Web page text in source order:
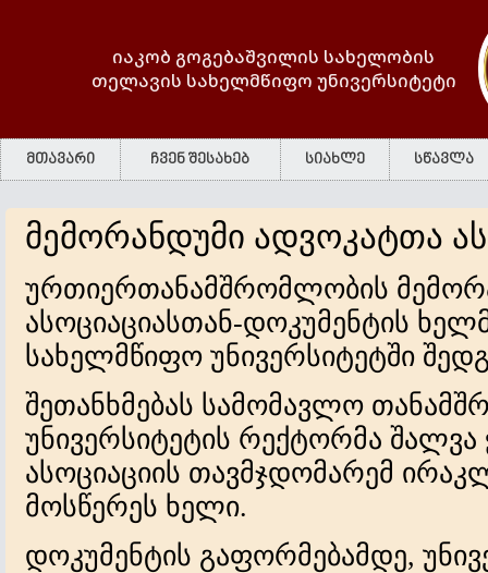
იაკობ გოგებაშვილის სახელობის
თელავის სახელმწიფო უნივერსიტეტი
მთავარი ჩვენ შესახებ სიახლე სწავლა
მემორანდუმი ადვოკატთა
ურთიერთანამშრომლობის
ასოციაციასთან-დოკუმენტის
სახელმწიფო უნივერსიტეტში
შეთანხმებას სამომავლო
უნივერსიტეტის რექტორმა
ასოციაციის თავმჯდომარემ
მოსწერეს ხელი.
დოკუმენტის გაფორმებამდე,